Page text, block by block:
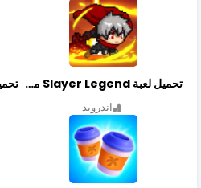
تحميل لعبة Slayer Legend مهكرة أخر إصدار
اندرويد